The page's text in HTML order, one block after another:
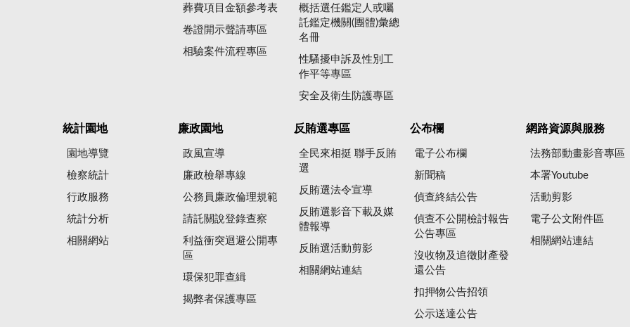
葬費項目金額參考表
卷證開示聲請專區
相驗案件流程專區
概括選任鑑定人或囑
託鑑定機關(團體)彙總
名冊
性騷擾申訴及性別工
作平等專區
安全及衛生防護專區
統計園地
園地導覽
檢察統計
行政服務
統計分析
相關網站
廉政園地
政風宣導
廉政檢舉專線
公務員廉政倫理規範
請託關說登錄查察
利益衝突迴避公開專
區
環保犯罪查緝
揭弊者保護專區
反賄選專區
全民來相挺 聯手反賄
選
反賄選法令宣導
反賄選影音下載及媒
體報導
反賄選活動剪影
相關網站連結
公布欄
電子公布欄
新聞稿
偵查終結公告
偵查不公開檢討報告
公告專區
沒收物及追徵財產發
還公告
扣押物公告招領
公示送達公告
網路資源與服務
法務部動畫影音專區
本署Youtube
活動剪影
電子公文附件區
相關網站連結